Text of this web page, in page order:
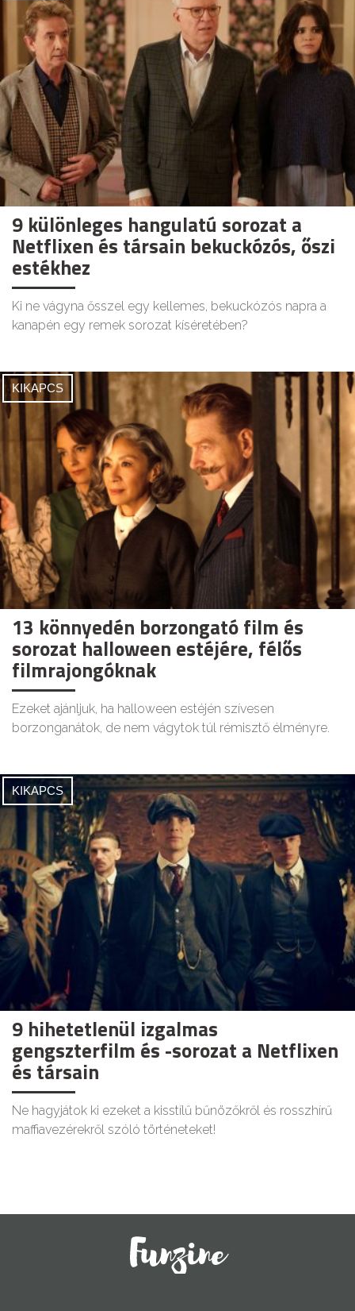
9 különleges hangulatú sorozat a
Netflixen és társain bekuckózós, őszi
estékhez
Ki ne vágyna ősszel egy kellemes, bekuckózós napra a
kanapén egy remek sorozat kíséretében?
KIKAPCS
13 könnyedén borzongató film és
sorozat halloween estéjére, félős
filmrajongóknak
Ezeket ajánljuk, ha halloween estéjén szívesen
borzonganátok, de nem vágytok túl rémisztő élményre.
KIKAPCS
9 hihetetlenül izgalmas
gengszterfilm és -sorozat a Netflixen
és társain
Ne hagyjátok ki ezeket a kisstílű bűnözőkről és rosszhírű
maffiavezérekről szóló történeteket!